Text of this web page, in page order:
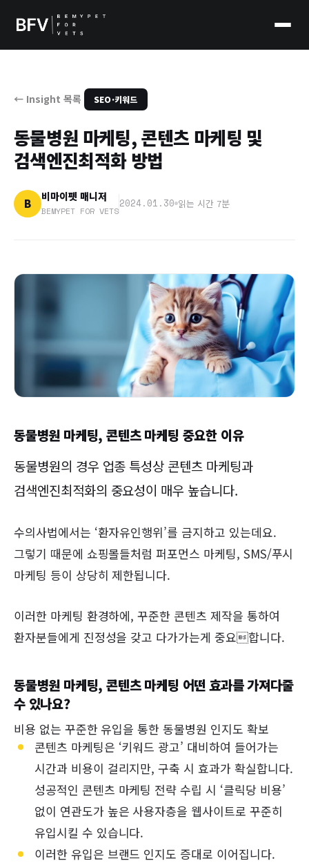
← Insight 목록 SEO·키워드
동물병원 마케팅, 콘텐츠 마케팅 및
검색엔진최적화 방법
B 비마이펫 매니저
BEMYPET FOR VETS
2024.01.30 읽는 시간 7분
동물병원 마케팅, 콘텐츠 마케팅 중요한 이유
동물병원의 경우 업종 특성상 콘텐츠 마케팅과
검색엔진최적화의 중요성이 매우 높습니다.
수의사법에서는 ‘환자유인행위’를 금지하고 있는데요.
그렇기 때문에 쇼핑몰들처럼 퍼포먼스 마케팅, SMS/푸시
마케팅 등이 상당히 제한됩니다.
이러한 마케팅 환경하에, 꾸준한 콘텐츠 제작을 통하여
환자분들에게 진정성을 갖고 다가가는게 중요합니다.
동물병원 마케팅, 콘텐츠 마케팅 어떤 효과를 가져다줄
수 있나요?
비용 없는 꾸준한 유입을 통한 동물병원 인지도 확보
콘텐츠 마케팅은 ‘키워드 광고’ 대비하여 들어가는
시간과 비용이 걸리지만, 구축 시 효과가 확실합니다.
성공적인 콘텐츠 마케팅 전략 수립 시 ‘클릭당 비용’
없이 연관도가 높은 사용자층을 웹사이트로 꾸준히
유입시킬 수 있습니다.
이러한 유입은 브랜드 인지도 증대로 이어집니다.